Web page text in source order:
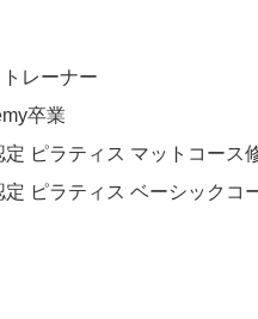
レーナー
卒業
ピラティス マットコース
ピラティス ベーシックコ